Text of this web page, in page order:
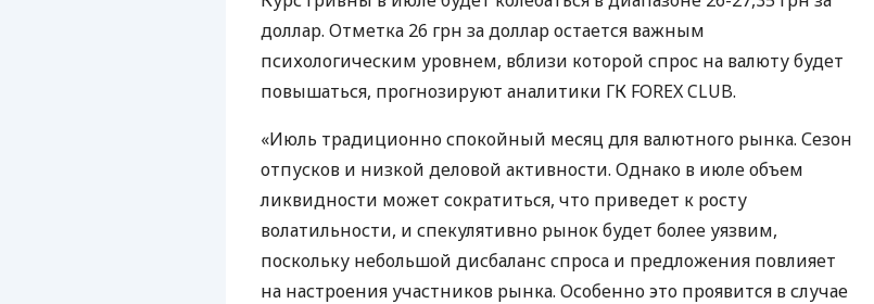
КЕШБЭКА
ПУТЕВОДИТЕЛИ ПО
доллар. Отметка 26 грн за доллар остается важным
психологическим уровнем, вблизи которой спрос на валюту будет
повышаться, прогнозируют аналитики ГК FOREXCLUB.
«Июль традиционно спокойный месяц для валютного рынка. Сезон
отпусков и низкой деловой активности. Однако в июле объем
ликвидности может сократиться, что приведет к росту
волатильности, и спекулятивно рынок будет более уязвим,
поскольку небольшой дисбаланс спроса и предложения повлияет
на настроения участников рынка. Особенно это проявится в случае